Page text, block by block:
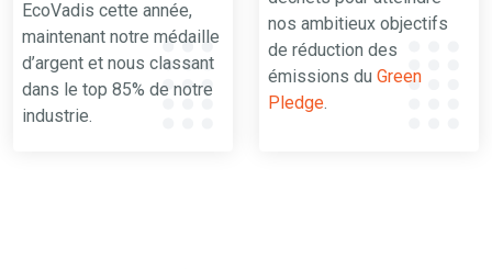
EcoVadis cette année,
maintenant notre médaille
d’argent et nous classant
dans le top 85% de notre
industrie.
nos ambitieux objectifs
de réduction des
émissions du Green
Pledge.